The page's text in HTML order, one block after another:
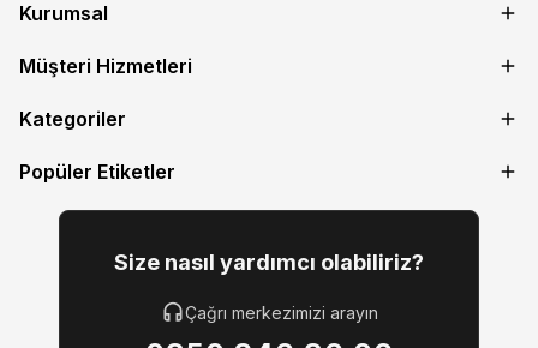
Kurumsal
Müşteri Hizmetleri
Kategoriler
Popüler Etiketler
Size nasıl yardımcı olabiliriz?
Çağrı merkezimizi arayın